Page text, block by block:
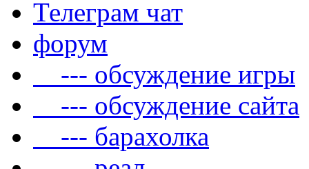
Телеграм чат
форум
--- обсуждение игры
--- обсуждение сайта
--- барахолка